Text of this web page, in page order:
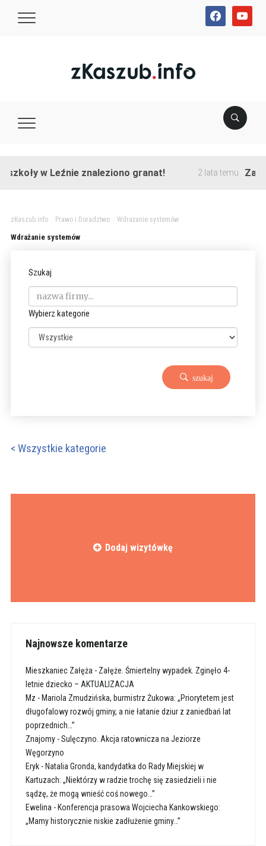
facebookyoutube
w Leźnie znaleziono granat! 2 lata temu
zKaszub.info> Prawo i Doradztwo> Wdrażanie systemów
Wdrażanie systemów
Szukaj
Wybierz kategorie
szukaj
< Wszystkie kategorie
Dodaj wizytówkę
Najnowsze komentarze
Mieszkaniec Załęża - Załęże. Śmiertelny wypadek. Zginęło 4-
letnie dziecko – AKTUALIZACJA
Mz - Mariola Zmudzińska, burmistrz Żukowa: „Priorytetem jest
długofalowy rozwój gminy, a nie łatanie dziur z zaniedbań lat
poprzednich…”
Znajomy-Sulęczyno. Akcja ratownicza na Jeziorze
Węgorzyno
Eryk- Natalia Gronda, kandydatka do Rady Miejskiej w
Kartuzach: „Niektórzy w radzie trochę się zasiedzieli i nie
sądzę, że mogą wnieść coś nowego…”
Ewelina - Konferencja prasowa Wojciecha Kankowskiego:
„Mamy historycznie niskie zadłużenie gminy…”